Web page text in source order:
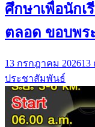
ศึกษาเพื่อนักเ
ตลอด ขอบพ
13 กรกฎาคม 202613
ประชาสัมพันธ์